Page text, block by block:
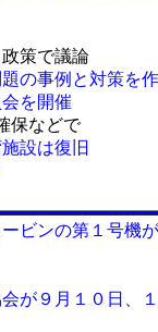
策で議論
の事例と対策を
を開催
保などで
設は復旧
ビンの第１号機
が９月１０日、